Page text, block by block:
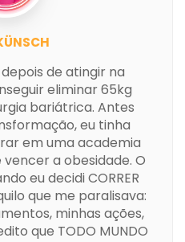
de atingir na
eliminar 65kg
bariátrica. Antes
eu tinha
em uma academia
a obesidade. O
eu decidi CORRER
que me paralisava:
minhas ações,
que TODO MUNDO